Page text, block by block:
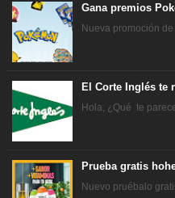
Gana premios
Nueva promoción de
El Corte Inglés te
Hola, ¿Qué te
Prueba gratis
Nuevo pruébalo